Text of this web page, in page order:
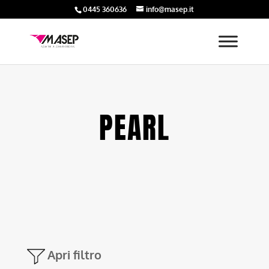
0445 360636 info@masep.it
PEARL
Apri filtro